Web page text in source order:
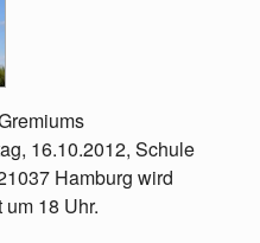
16.10.2012, Schule
Hamburg wird
18 Uhr.